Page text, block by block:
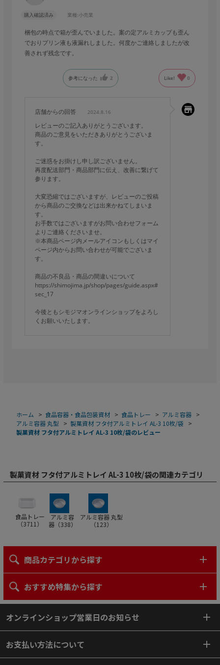
購入確認済み 業種:小売業
梱包の時点で箱が歪んでいました。案の定アルミカップも歪ん
でおりプリン液も液漏れしました。何度かご連絡しましたが改
善されず残念です。
参考になった 2 Like! 0
店舗からの回答 2024.8.16
レビューのご記入ありがとうございます。
商品のご意見をいただきありがとうございま
す。
ご迷惑をお掛けし申し訳ございません。
再度配送部門・商品部門に伝え、改善に繋げて
参ります。
大変恐縮ではございますが、レビューのご投稿
から商品のご交換などは出来かねてしまいま
す。
お手数ではございますがお問い合わせフォーム
よりご連絡くださいませ。
※本商品ページ内メールアイコンもしくはマイ
ページ内からお問い合わせが可能でございま
す。
商品の不良品・商品の間違いについて
https://shimojima.jp/shop/pages/guide.aspx#
sec_17
今後ともシモジマオンラインショップをよろし
くお願いいたします。
ホーム > 食品容器・食品包装資材 > 食品トレー > アルミ容器 >
アルミ容器 丸型
> 製菓資材 フタ付アルミトレイ AL-3 10枚/袋
>
製菓資材 フタ付アルミトレイ AL-3 10枚/袋のレビュー
製菓資材 フタ付アルミトレイ AL-3 10枚/袋の関連カテゴリ
食品トレー
（3711 ）
アルミ容
器（338）
アルミ容器 丸型
（123）
商品カテゴリから探す
おすすめ特集から探す
オンラインショップ営業日のお知らせ
お支払い方法について